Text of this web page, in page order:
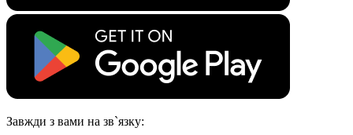
Завжди з вами на зв`язку: